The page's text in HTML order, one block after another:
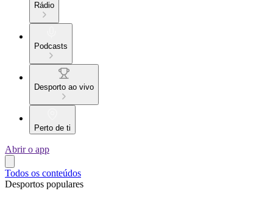
Rádio
Podcasts
Desporto ao vivo
Perto de ti
Abrir o app
Todos os conteúdos
Desportos populares